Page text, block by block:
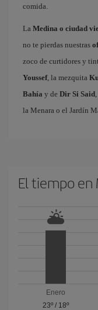
comida.
La Medina o ciudad
no te pierdas nuestras
zoco de curtidores y
Youssef, la mezquita
Bahía y de Dir Si Said
la Menara o el Jardín
El tiempo en
Enero
23º/ 18º